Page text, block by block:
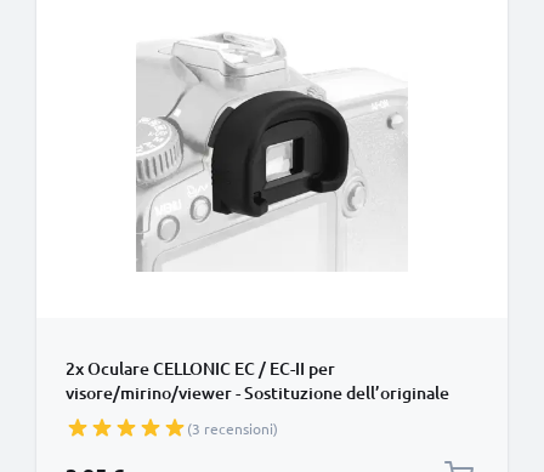
2x Oculare CELLONIC EC / EC-II per
visore/mirino/viewer - Sostituzione dell’originale
Canon EOS 1D EOS 1Ds EOS 1Ds Mark II smarrito
Protezione in Silicone gommino, ‘eye cup’
(3 recensioni)